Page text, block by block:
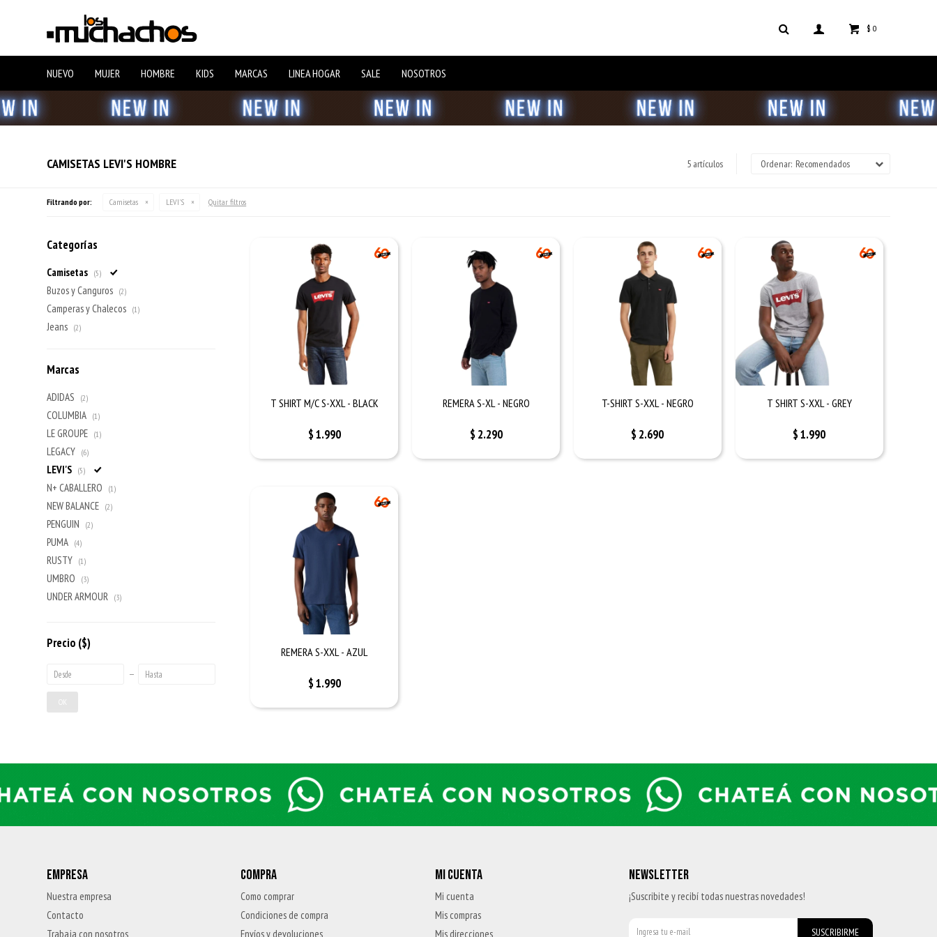
NUEVO MUJER HOMBRE KIDS MARCAS LINEA HOGAR SALE NOSOTROS
$ 0
CAMISETAS LEVI'S HOMBRE 5 artículos Recomendados
Filtrando por: Camisetas LEVI'S Quitar filtros
T SHIRT M/C S-XXL - BLACK
$1.990
REMERA S-XL - NEGRO
$ 2.290
T-SHIRT S-XXL - NEGRO
$ 2.690
T SHIRT S-XXL - GREY
$1.990
REMERA S-XXL - AZUL
$1.990
Categorías
Camisetas (5)
Buzos y Canguros (2)
Camperas y Chalecos (1)
Jeans (2)
Marcas
ADIDAS (2)
COLUMBIA (1)
LE GROUPE (1)
LEGACY (6)
LEVI'S (5)
N+ CABALLERO (1)
NEW BALANCE (2)
PENGUIN (2)
PUMA (4)
RUSTY (1)
UMBRO (3)
UNDER ARMOUR (3)
Precio ($)
OK
EMPRESA
Nuestra empresa
Contacto
Trabaja con nosotros
COMPRA
Como comprar
Condiciones de compra
Envíos y devoluciones
MI CUENTA
Mi cuenta
Mis compras
Mis direcciones
NEWSLETTER
¡Suscribite y recibí todas nuestras novedades!
SUSCRIBIRME